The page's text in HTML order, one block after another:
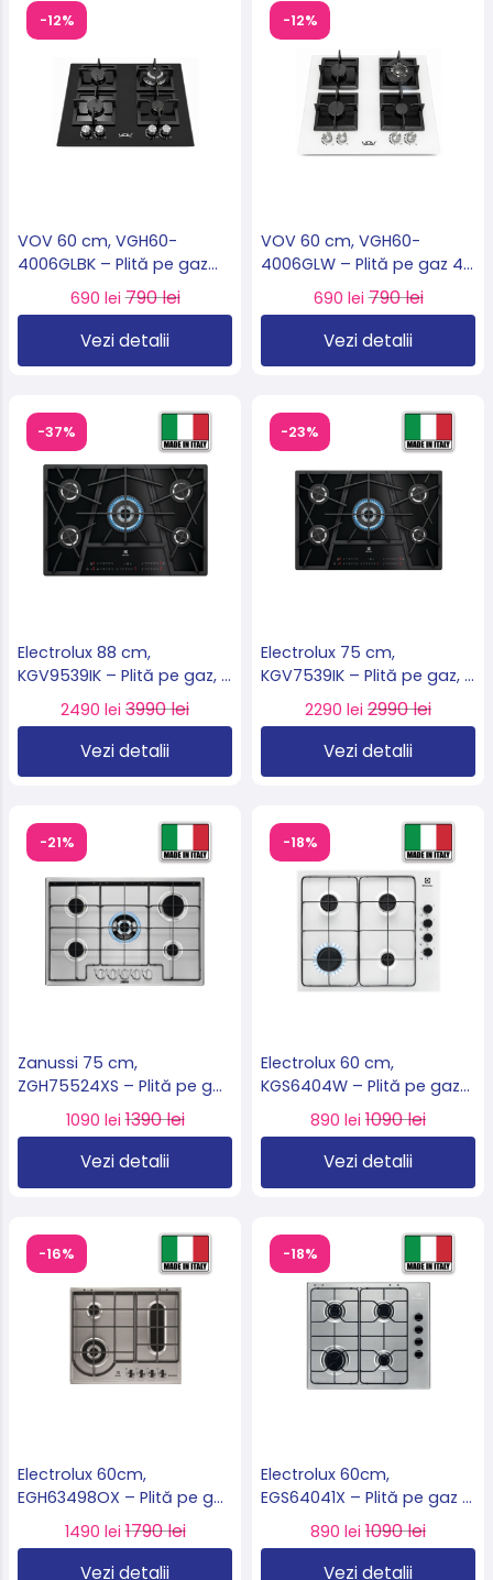
-12%
VOV 60 cm, VGH60-
4006GLBK – Plită pe gaz
sticlă neagră, 4 arzătoare,
WOK 3.3 kW, import
Slovacia 🇸🇰
690 lei790 lei
Vezi detalii
-12%
VOV 60 cm, VGH60-
4006GLW – Plită pe gaz 4
arzătoare, sticla albă ,
WOK 3.3 kW, import
Slovacia 🇸🇰
690 lei790 lei
Vezi detalii
-37%
Electrolux 88 cm,
KGV9539IK – Plită pe gaz, 5
arzătoare, Wok Multi
Crown, Touch Control,
Hob2Hood, import Suedia
2490 lei 3990 lei
Vezi detalii
-23%
Electrolux 75 cm,
KGV7539IK – Plită pe gaz, 5
arzătoare, Wok Multi
Crown, Touch Control,
sticlă neagră, import
2290 lei 2990 lei
Vezi detalii
-21%
Zanussi 75 cm,
ZGH75524XS – Plită pe gaz
, 5 arzătoare, Multi Crown
Wok, inox, import Suedia
1090 lei1390 lei
Vezi detalii
-18%
Electrolux 60 cm,
KGS6404W – Plită pe gaz
,4 arzătoare, Multi Crown,
albă, import Suedia 🇸🇪
890 lei 1090 lei
Vezi detalii
-16%
Electrolux 60cm,
EGH63498OX – Plită pe gaz
Bridge Burner, 8,7 kW,
grătare fontă, import
Germania 🇩🇪
1490 lei1790 lei
Vezi detalii
-18%
Electrolux 60cm,
EGS64041X – Plită pe gaz 4
arzătoare, 8 kW, inox,
import Suedia 🇸🇪
890 lei 1090 lei
Vezi detalii